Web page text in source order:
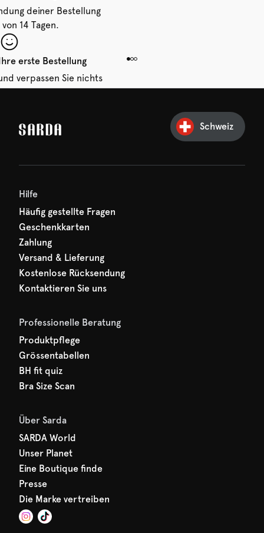
deiner Bestellung
14 Tagen.
erste Bestellung
verpassen Sie nichts
erster Rabatt wartet
Schweiz
Hilfe
Häufig gestellte Fragen
Geschenkkarten
Zahlung
Versand & Lieferung
Kostenlose Rücksendung
Kontaktieren Sie uns
Professionelle Beratung
Produktpflege
Grössentabellen
BH fit quiz
Bra Size Scan
Über Sarda
SARDA World
Unser Planet
Eine Boutique finde
Presse
Die Marke vertreiben